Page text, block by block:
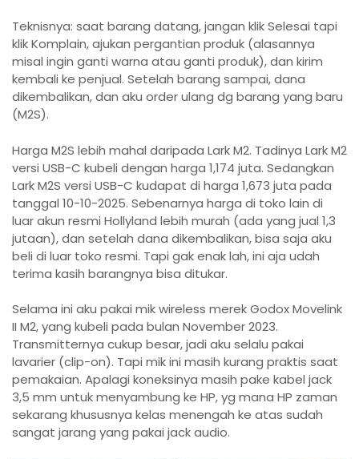
Teknisnya: saat barang datang, jangan klik Selesai tapi
klik Komplain, ajukan pergantian produk (alasannya
misal ingin ganti warna atau ganti produk), dan kirim
kembali ke penjual. Setelah barang sampai, dana
dikembalikan, dan aku order ulang dg barang yang baru
(M2S).
Harga M2S lebih mahal daripada Lark M2. Tadinya Lark M2
versi USB-C kubeli dengan harga 1,174 juta. Sedangkan
Lark M2S versi USB-C kudapat di harga 1,673 juta pada
tanggal 10-10-2025. Sebenarnya harga di toko lain di
luar akun resmi Hollyland lebih murah (ada yang jual 1,3
jutaan), dan setelah dana dikembalikan, bisa saja aku
beli di luar toko resmi. Tapi gak enak lah, ini aja udah
terima kasih barangnya bisa ditukar.
Selama ini aku pakai mik wireless merek Godox Movelink
II M2, yang kubeli pada bulan November 2023.
Transmitternya cukup besar, jadi aku selalu pakai
lavarier (clip-on). Tapi mik ini masih kurang praktis saat
pemakaian. Apalagi koneksinya masih pake kabel jack
3,5 mm untuk menyambung ke HP, yg mana HP zaman
sekarang khususnya kelas menengah ke atas sudah
sangat jarang yang pakai jack audio.